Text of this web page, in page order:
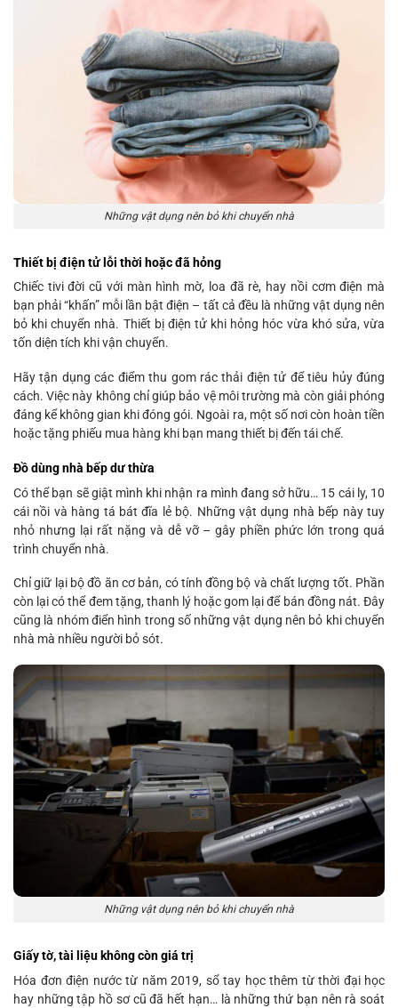
Những vật dụng nên bỏ khi chuyển nhà
Thiết bị điện tử lỗi thời hoặc đã hỏng
Chiếc tivi đời cũ với màn hình mờ, loa đã rè, hay nồi cơm điện mà
bạn phải “khấn” mỗi lần bật điện – tất cả đều là những vật dụng nên
bỏ khi chuyển nhà. Thiết bị điện tử khi hỏng hóc vừa khó sửa, vừa
tốn diện tích khi vận chuyển.
Hãy tận dụng các điểm thu gom rác thải điện tử để tiêu hủy đúng
cách. Việc này không chỉ giúp bảo vệ môi trường mà còn giải phóng
đáng kể không gian khi đóng gói. Ngoài ra, một số nơi còn hoàn tiền
hoặc tặng phiếu mua hàng khi bạn mang thiết bị đến tái chế.
Đồ dùng nhà bếp dư thừa
Có thể bạn sẽ giật mình khi nhận ra mình đang sở hữu… 15 cái ly, 10
cái nồi và hàng tá bát đĩa lẻ bộ. Những vật dụng nhà bếp này tuy
nhỏ nhưng lại rất nặng và dễ vỡ – gây phiền phức lớn trong quá
trình chuyển nhà.
Chỉ giữ lại bộ đồ ăn cơ bản, có tính đồng bộ và chất lượng tốt. Phần
còn lại có thể đem tặng, thanh lý hoặc gom lại để bán đồng nát. Đây
cũng là nhóm điển hình trong số những vật dụng nên bỏ khi chuyển
nhà mà nhiều người bỏ sót.
Những vật dụng nên bỏ khi chuyển nhà
Giấy tờ, tài liệu không còn giá trị
Hóa đơn điện nước từ năm 2019, sổ tay học thêm từ thời đại học
hay những tập hồ sơ cũ đã hết hạn… là những thứ bạn nên rà soát